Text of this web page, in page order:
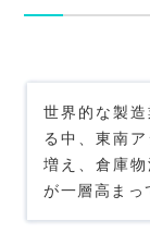
世界的な製
る中、東南
増え、倉庫
が一層高まっ